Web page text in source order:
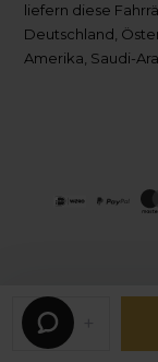
liefern diese
Deutschland,
Amerika, Saudi-